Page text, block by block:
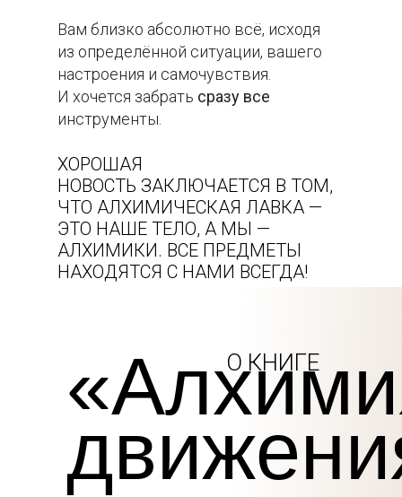
Вам близко абсолютно всё, исходя
из определённой ситуации, вашего
настроения и самочувствия.
И хочется забрать сразу все
инструменты.
ХОРОШАЯ
НОВОСТЬ ЗАКЛЮЧАЕТСЯ В ТОМ,
ЧТО АЛХИМИЧЕСКАЯ ЛАВКА —
ЭТО НАШЕ ТЕЛО, А МЫ —
АЛХИМИКИ. ВСЕ ПРЕДМЕТЫ
НАХОДЯТСЯ С НАМИ ВСЕГДА!
О КНИГЕ